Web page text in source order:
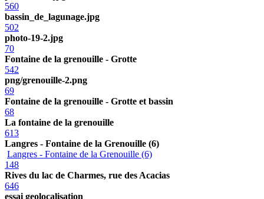
560
bassin_de_lagunage.jpg
502
photo-19-2.jpg
70
Fontaine de la grenouille - Grotte
542
png/grenouille-2.png
69
Fontaine de la grenouille - Grotte et bassin
68
La fontaine de la grenouille
613
Langres - Fontaine de la Grenouille (6)
Langres - Fontaine de la Grenouille (6)
148
Rives du lac de Charmes, rue des Acacias
646
essai geolocalisation